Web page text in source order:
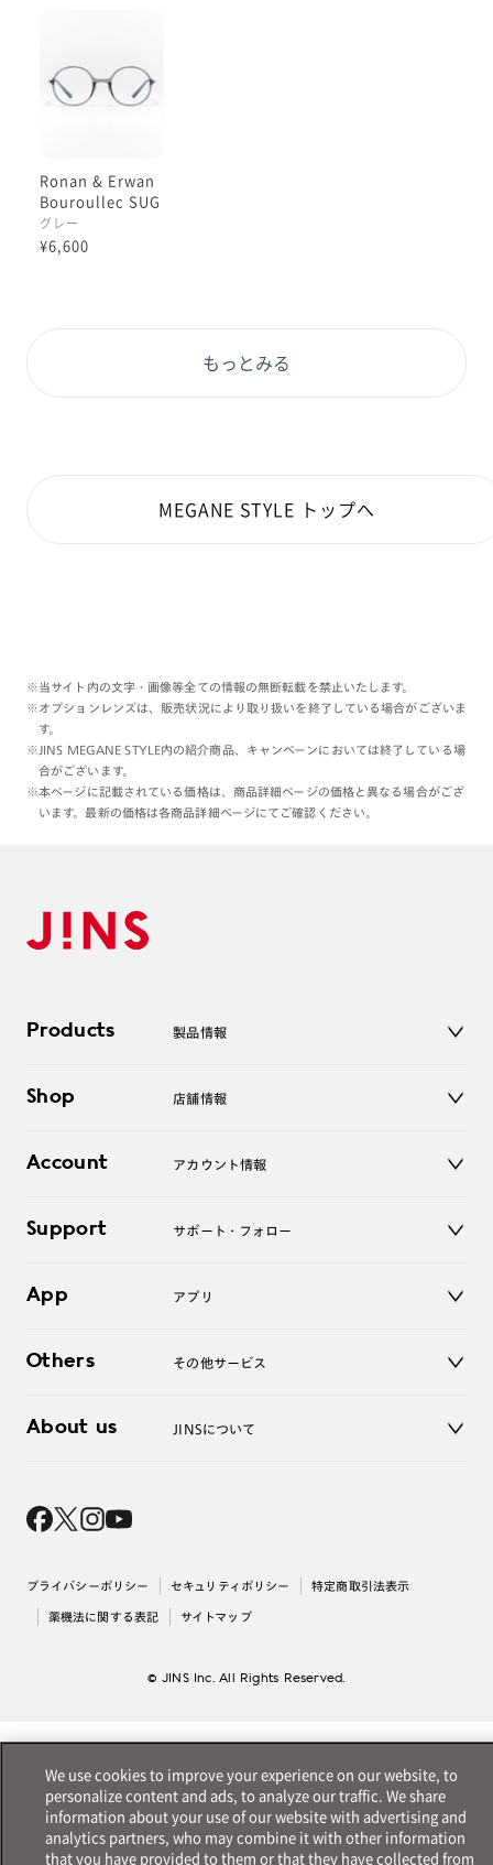
す。
ツルも細身で、フワッと楽にかけられる感覚ですね。
鼻梁が低めの方や頬が高い方は店舗にて一度お試しいた
だくのがベターです。
レンズは毎日の使用の際の拭き傷を抑える【無敵コーテ
Ronan & Erwan
Bouroullec SUG
ATA R
グレー
¥6,600
もっとみる
MEGANE STYLE トップへ
※当サイト内の文字・画像等全ての情報の無断転載を禁止いたします。
※オプションレンズは、販売状況により取り扱いを終了している場合がございま
す。
※JINS MEGANE STYLE内の紹介商品、キャンペーンにおいては終了している場
合がございます。
※本ページに記載されている価格は、商品詳細ページの価格と異なる場合がござ
います。最新の価格は各商品詳細ページにてご確認ください。
Products 製品情報
サングラス
コンタクトレンズ
アクセサリー
Shop 店舗情報
オンラインショップ
Account アカウント情報
ログアウト
Support サポート・フォロー
よくあるご質問
お問い合わせ
App アプリ
Others その他サービス
レンズ交換
About us JINSについて
採用情報
出店について
プライバシーポリシー セキュリティポリシー 特定商取引法表示
薬機法に関する表記 サイトマップ
© JINS Inc. All Rights Reserved.
We use cookies to improve your experience on our website, to
personalize content and ads, to analyze our traffic. We share
information about your use of our website with advertising and
analytics partners, who may combine it with other information
that you have provided to them or that they have collected from